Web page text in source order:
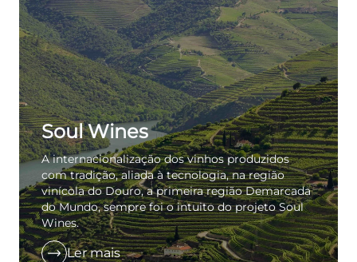
Soul Wines
A internacionalização dos vinhos produzidos
com tradição, aliada à tecnologia, na região
vinícola do Douro, a primeira região Demarcada
do Mundo, sempre foi o intuito do projeto Soul
Wines.
Ler mais